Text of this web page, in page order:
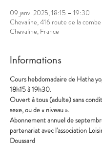
09 janv. 2025, 18:15 – 19:30
Chevaline, 416 route de la
Chevaline, France
Informations
Cours hebdomadaire de Hatha
18h15 à 19h30.
Ouvert à tous (adulte) sans
sexe, ou de « niveau ».
Abonnement annuel de
partenariat avec l'association
Doussard